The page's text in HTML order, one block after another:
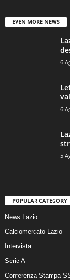
EVEN MORE NEWS
6
6
5
POPULAR CATEGORY
News Lazio
Calciomercato Lazio
Intervista
Serie A
Conferenza Stampa